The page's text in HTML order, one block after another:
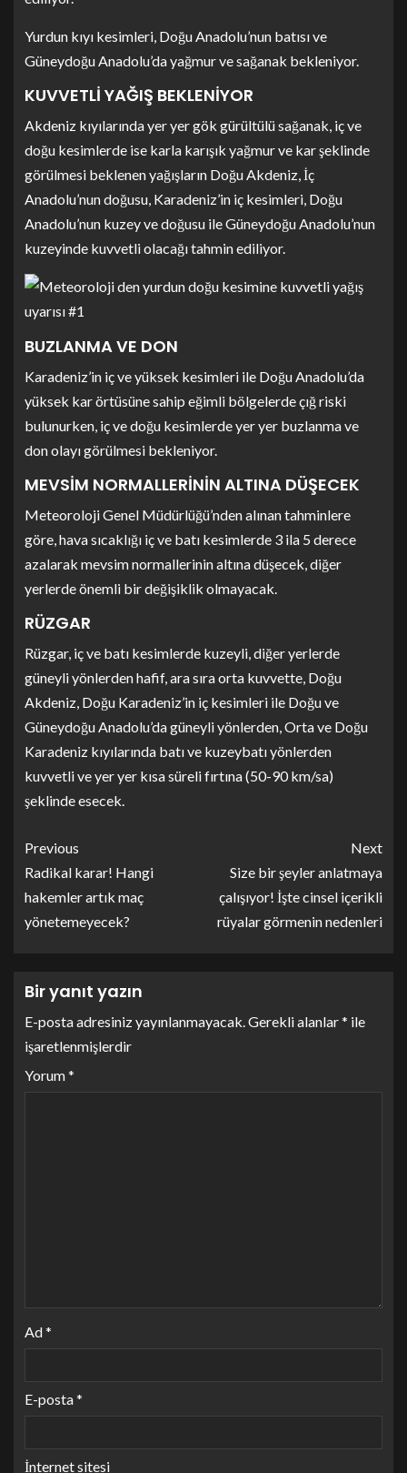
Yurdun kıyı kesimleri, Doğu Anadolu’nun batısı ve
Güneydoğu Anadolu’da yağmur ve sağanak bekleniyor.
KUVVETLİ YAĞIŞ BEKLENİYOR
Akdeniz kıyılarında yer yer gök gürültülü sağanak, iç ve
doğu kesimlerde ise karla karışık yağmur ve kar şeklinde
görülmesi beklenen yağışların Doğu Akdeniz, İç
Anadolu’nun doğusu, Karadeniz’in iç kesimleri, Doğu
Anadolu’nun kuzey ve doğusu ile Güneydoğu Anadolu’nun
kuzeyinde kuvvetli olacağı tahmin ediliyor.
BUZLANMA VE DON
Karadeniz’in iç ve yüksek kesimleri ile Doğu Anadolu’da
yüksek kar örtüsüne sahip eğimli bölgelerde çığ riski
bulunurken, iç ve doğu kesimlerde yer yer buzlanma ve
don olayı görülmesi bekleniyor.
MEVSİM NORMALLERİNİN ALTINA DÜŞECEK
Meteoroloji Genel Müdürlüğü’nden alınan tahminlere
göre, hava sıcaklığı iç ve batı kesimlerde 3 ila 5 derece
azalarak mevsim normallerinin altına düşecek, diğer
yerlerde önemli bir değişiklik olmayacak.
RÜZGAR
Rüzgar, iç ve batı kesimlerde kuzeyli, diğer yerlerde
güneyli yönlerden hafif, ara sıra orta kuvvette, Doğu
Akdeniz, Doğu Karadeniz’in iç kesimleri ile Doğu ve
Güneydoğu Anadolu’da güneyli yönlerden, Orta ve Doğu
Karadeniz kıyılarında batı ve kuzeybatı yönlerden
kuvvetli ve yer yer kısa süreli fırtına (50-90 km/sa)
şeklinde esecek.
Previous
Radikal karar! Hangi
hakemler artık maç
yönetemeyecek?
Next
Size bir şeyler anlatmaya
çalışıyor! İşte cinsel içerikli
rüyalar görmenin nedenleri
Bir yanıt yazın
E-posta adresiniz yayınlanmayacak. Gerekli alanlar* ile
işaretlenmişlerdir
Yorum*
Ad*
E-posta*
İnternet sitesi